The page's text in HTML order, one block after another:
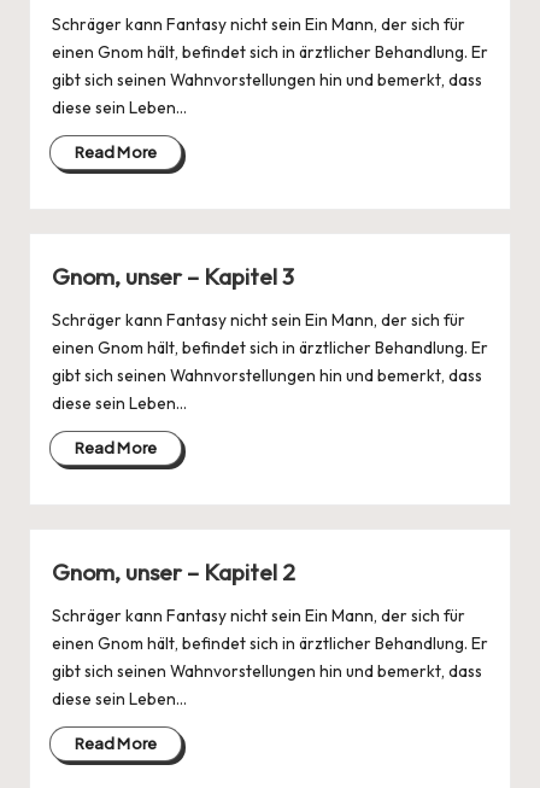
Schräger kann Fantasy nicht sein Ein Mann, der sich für
einen Gnom hält, befindet sich in ärztlicher Behandlung. Er
gibt sich seinen Wahnvorstellungen hin und bemerkt, dass
diese sein Leben…
Read More
Gnom, unser – Kapitel 3
Schräger kann Fantasy nicht sein Ein Mann, der sich für
einen Gnom hält, befindet sich in ärztlicher Behandlung. Er
gibt sich seinen Wahnvorstellungen hin und bemerkt, dass
diese sein Leben…
Read More
Gnom, unser – Kapitel 2
Schräger kann Fantasy nicht sein Ein Mann, der sich für
einen Gnom hält, befindet sich in ärztlicher Behandlung. Er
gibt sich seinen Wahnvorstellungen hin und bemerkt, dass
diese sein Leben…
Read More